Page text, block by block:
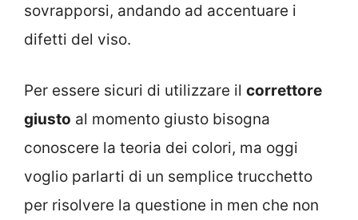
sovrapporsi, andando ad accentuare i
difetti del viso.
Per essere sicuri di utilizzare il correttore
giusto al momento giusto bisogna
conoscere la teoria dei colori, ma oggi
voglio parlarti di un semplice trucchetto
per risolvere la questione in men che non